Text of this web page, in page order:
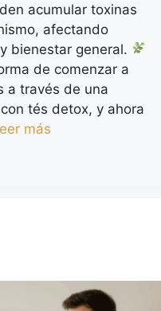
acumular toxinas
afectando
bienestar general.
de comenzar a
a través de una
tés detox, y ahora
más